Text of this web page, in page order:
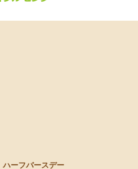
ハーフバースデー